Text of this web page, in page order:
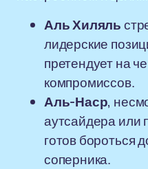
Аль Хиляль
лидерские
претендует на
компромиссов.
Аль-Наср,
аутсайдера или
готов бороться
соперника.